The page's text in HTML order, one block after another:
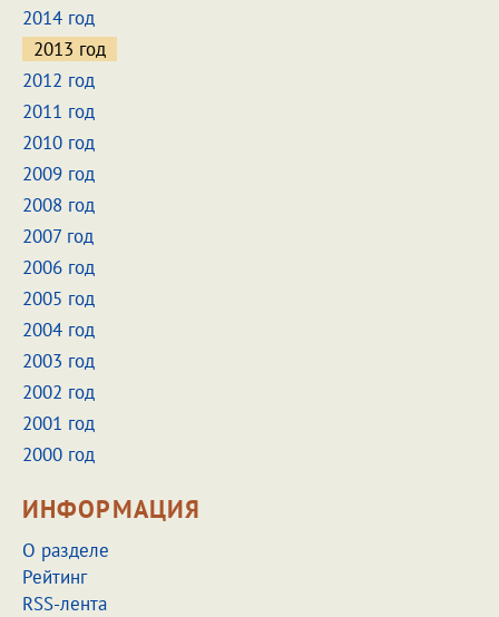
2014 год
2013 год
2012 год
2011 год
2010 год
2009 год
2008 год
2007 год
2006 год
2005 год
2004 год
2003 год
2002 год
2001 год
2000 год
ИНФОРМАЦИЯ
О разделе
Рейтинг
RSS-лента